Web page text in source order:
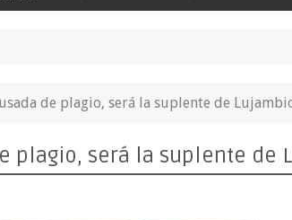
de plagio, será la suplente de
plagio, será la suplente de